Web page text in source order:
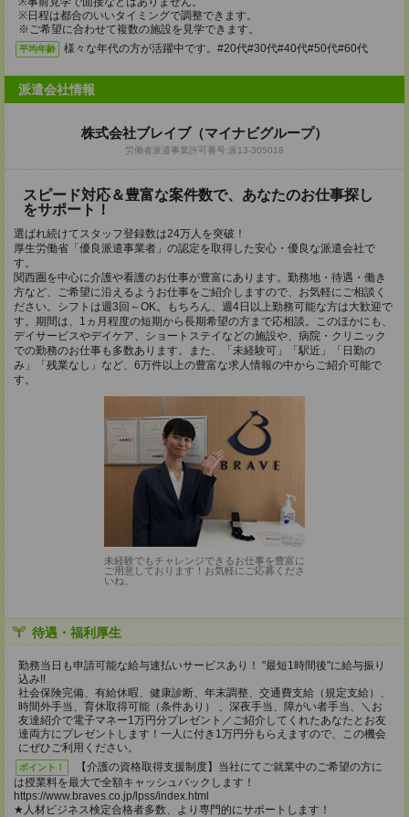
※日程は都合のいいタイミングで調整できます。
※ご希望に合わせて複数の施設を見学できます。
平均年齢 様々な年代の方が活躍中です。#20代#30代#40代#50代#60代
派遣会社情報
株式会社ブレイブ（マイナビグループ）
労働者派遣事業許可番号:派13-305018
スピード対応＆豊富な案件数で、あなたのお仕事探し
をサポート！
選ばれ続けてスタッフ登録数は24万人を突破！
厚生労働省「優良派遣事業者」の認定を取得した安心・優良な派遣会社で
す。
関西圏を中心に介護や看護のお仕事が豊富にあります。勤務地・待遇・働き
方など、ご希望に沿えるようお仕事をご紹介しますので、お気軽にご相談く
ださい。シフトは週3回～OK。もちろん、週4日以上勤務可能な方は大歓迎で
す。期間は、1ヵ月程度の短期から長期希望の方まで応相談。このほかにも、
デイサービスやデイケア、ショートステイなどの施設や、病院・クリニック
での勤務のお仕事も多数あります。また、「未経験可」「駅近」「日勤の
み」「残業なし」など、6万件以上の豊富な求人情報の中からご紹介可能で
す。
未経験でもチャレンジできるお仕事を豊富に
ご用意しております！お気軽にご応募くださ
いね。
待遇・福利厚生
勤務当日も申請可能な給与速払いサービスあり！ "最短1時間後"に給与振り
込み!!
社会保険完備、有給休暇、健康診断、年末調整、交通費支給（規定支給）、
時間外手当、育休取得可能（条件あり） 、深夜手当、障がい者手当、＼お
友達紹介で電子マネー1万円分プレゼント／ご紹介してくれたあなたとお友
達両方にプレゼントします！一人に付き1万円分もらえますので、この機会
にぜひご利用ください。
ポイント！
【介護の資格取得支援制度】当社にてご就業中のご希望の方に
は授業料を最大で全額キャッシュバックします！
https://www.braves.co.jp/lpss/index.html
★人材ビジネス検定合格者多数、より専門的にサポートします！